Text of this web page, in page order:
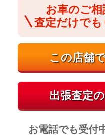
お車のご相
査定だけでも
お電話でも受付